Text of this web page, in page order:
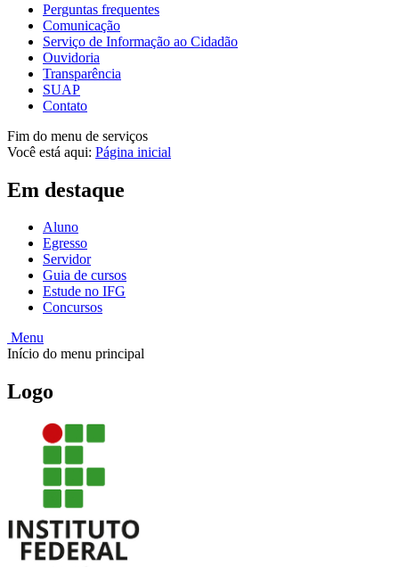
Perguntas frequentes
Comunicação
Serviço de Informação ao Cidadão
Ouvidoria
Transparência
SUAP
Contato
Fim do menu de serviços
Você está aqui: Página inicial
Em destaque
Aluno
Egresso
Servidor
Guia de cursos
Estude no IFG
Concursos
Menu
Início do menu principal
Logo